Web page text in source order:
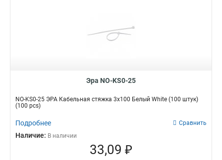
Эра NO-KS0-25
NO-KS0-25 ЭРА Кабельная стяжка 3х100 Белый White (100 штук)
(100 pcs)
Подробнее Сравнить
Наличие: В наличии
33,09 ₽